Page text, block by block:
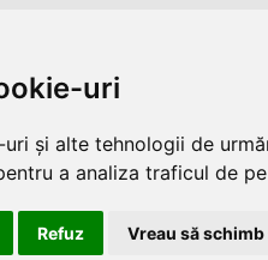
uri
și alte tehnologii de
a analiza traficul de
Refuz Vreau să